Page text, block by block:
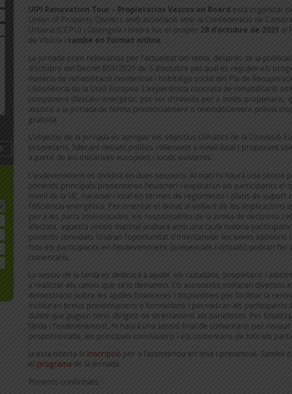
UIPI Renovation Tour – Propietarios Vascos on Board està organizat
Union of Property Owners amb associació amb la Confederació de
Urbana (CCPU) i Opengela i tindrà lloc el proper 28 d’octubre de 2021 al
de Vitòria i també en format online.
La jornada pren rellevància per l’actualitat del tema, després de la
d’octubre del Decret 853/2021 de 5 d’octubre pel qual es regulen els
matèria de rehabilitació residencial i habitatge social del Pla de
i Resiliència de la Unió Europea. L’experiència concreta de rehabilitació
component d’estalvi energètic, pot ser d’interès per a molts propietaris,
assistir a la jornada de forma presencialment o telemàticament prèvia
gratuïta.
L’objectiu de la jornada és apropar els objectius climàtics de la Comissió
propietaris, liderant debats polítics rellevants a nivell local i proposant
a partir de les iniciatives europees i locals existents.
L’esdeveniment es dividirà en dues sessions. Al matí hi haurà una sessió
ponents principals presentaran l’escenari i explicaran als participants el
nivell de la UE, nacional i local en termes de reglaments i plans de suport
l’eficiència energètica. Per orientar el debat al voltant de les implicacions
per a les parts interessades, els responsables de la presa de decisions i
afectats, aquesta sessió matinal acabarà amb una taula rodona
ponents convidats tindran l’oportunitat d’intercanviar les seves opinions
tots els participants en l’esdeveniment (presencials i virtuals) podran fer
comentaris.
La sessió de la tarda es dedicarà a ajudar els ciutadans, propietaris i
a realitzar els canvis que se’ls demanen. Els assistents visitaran diversos
demostració sobre les ajudes financeres i disponibles per facilitar la
inclouran breus presentacions o formacions i permetran als participants
dubte que puguin tenir dirigint-se directament als panelistes. Per
tarda i l’esdeveniment, hi haurà una sessió final de comentaris per
proporcionada, les principals conclusions i els comentaris de tots els
Ja està oberta la inscripció per a l’assistència en línia i presencial. També
el programa de la jornada.
Ponents confirmats: